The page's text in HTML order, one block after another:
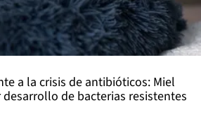
a la crisis de antibióticos: Miel
de bacterias resistentes